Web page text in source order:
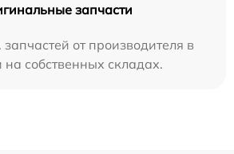
запчасти
от производителя в
на собственных складах.